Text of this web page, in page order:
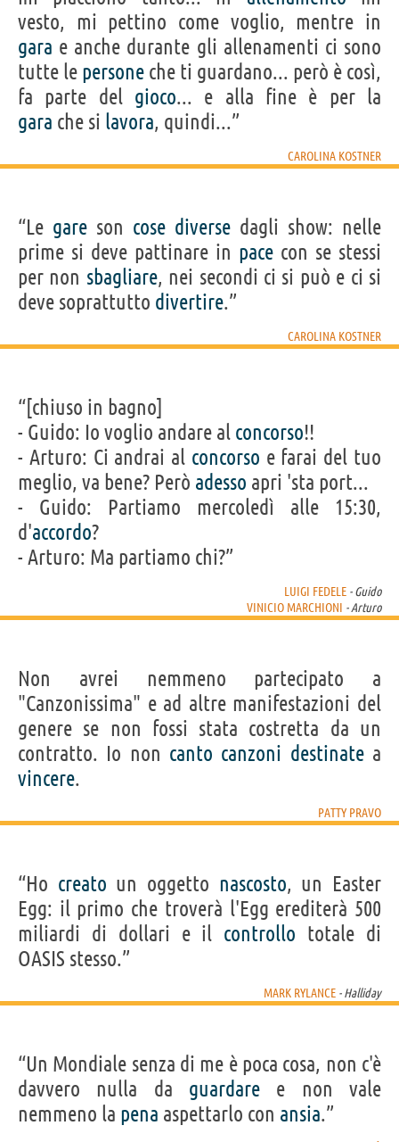
vesto, mi pettino come voglio, mentre in
gara e anche durante gli allenamenti ci sono
tutte le persone che ti guardano... però è così,
fa parte del gioco... e alla fine è per la
gara che si lavora, quindi...”
CAROLINA KOSTNER
“Le gare son cose diverse dagli show: nelle
prime si deve pattinare in pace con se stessi
per non sbagliare, nei secondi ci si può e ci si
deve soprattutto divertire.”
CAROLINA KOSTNER
“[chiuso in bagno]
- Guido: Io voglio andare al concorso!!
- Arturo: Ci andrai al concorso e farai del tuo
meglio, va bene? Però adesso apri 'sta port...
- Guido: Partiamo mercoledì alle 15:30,
d'accordo?
- Arturo: Ma partiamo chi?”
LUIGI FEDELE - Guido
VINICIO MARCHIONI - Arturo
Non avrei nemmeno partecipato a
"Canzonissima" e ad altre manifestazioni del
genere se non fossi stata costretta da un
contratto. Io non canto canzoni destinatea
vincere.
PATTY PRAVO
“Ho creato un oggetto nascosto, un Easter
Egg: il primo che troverà l'Egg erediterà 500
miliardi di dollari e il controllo totale di
OASIS stesso.”
MARK RYLANCE - Halliday
“Un Mondiale senza di me è poca cosa, non c'è
davvero nulla da guardare e non vale
nemmeno la pena aspettarlo con ansia.”